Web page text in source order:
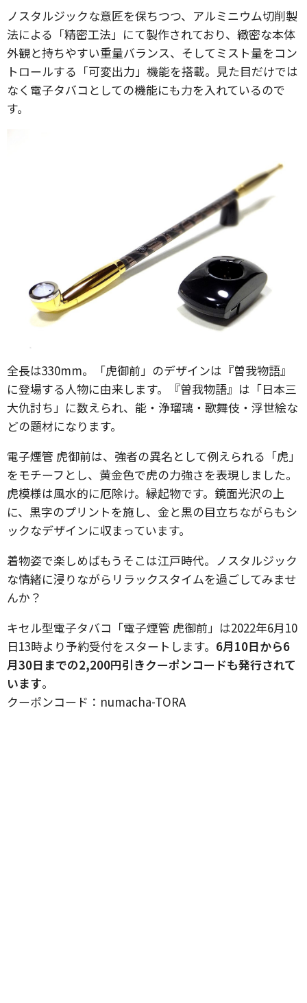
ノスタルジックな意匠を保ちつつ、アルミニウム切削製
法による「精密工法」にて製作されており、緻密な本体
外観と持ちやすい重量バランス、そしてミスト量をコン
トロールする「可変出力」機能を搭載。見た目だけでは
なく電子タバコとしての機能にも力を入れているので
す。
全長は330mm。「虎御前」のデザインは『曽我物語』
に登場する人物に由来します。『曽我物語』は「日本三
大仇討ち」に数えられ、能・浄瑠璃・歌舞伎・浮世絵な
どの題材になります。
電子煙管 虎御前は、強者の異名として例えられる「虎」
をモチーフとし、黄金色で虎の力強さを表現しました。
虎模様は風水的に厄除け。縁起物です。鏡面光沢の上
に、黒字のプリントを施し、金と黒の目立ちながらもシ
ックなデザインに収まっています。
着物姿で楽しめばもうそこは江戸時代。ノスタルジック
な情緒に浸りながらリラックスタイムを過ごしてみませ
んか？
キセル型電子タバコ「電子煙管 虎御前」は2022年6月10
日13時より予約受付をスタートします。 6月10日から6
月30日までの2,200円引きクーポンコードも発行されて
います。
クーポンコード：numacha-TORA